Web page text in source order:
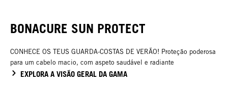
BONACURE SUN PROTECT
CONHECE OS TEUS GUARDA-COSTAS DE VERÃO! Proteção poderosa
para um cabelo macio, com aspeto saudável e radiante
EXPLORA A VISÃO GERAL DA GAMA